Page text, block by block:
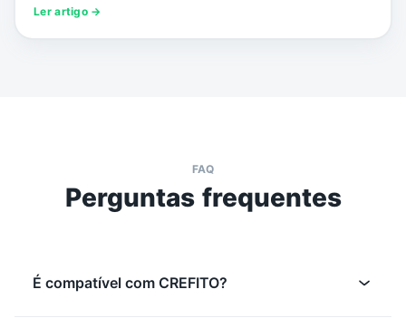
Ler artigo →
FAQ
Perguntas frequentes
É compatível com CREFITO?